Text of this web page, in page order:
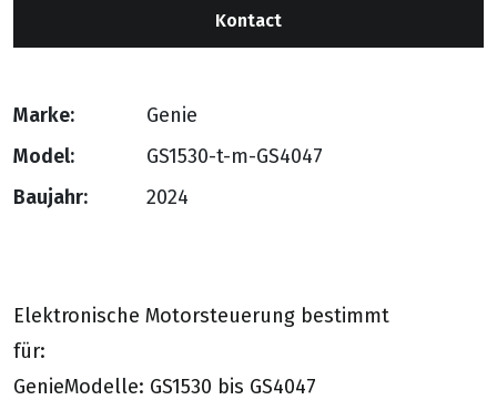
Kontact
Marke:
Genie
Model:
GS1530-t-m-GS4047
Baujahr:
2024
Elektronische Motorsteuerung bestimmt
für:
GenieModelle: GS1530 bis GS4047